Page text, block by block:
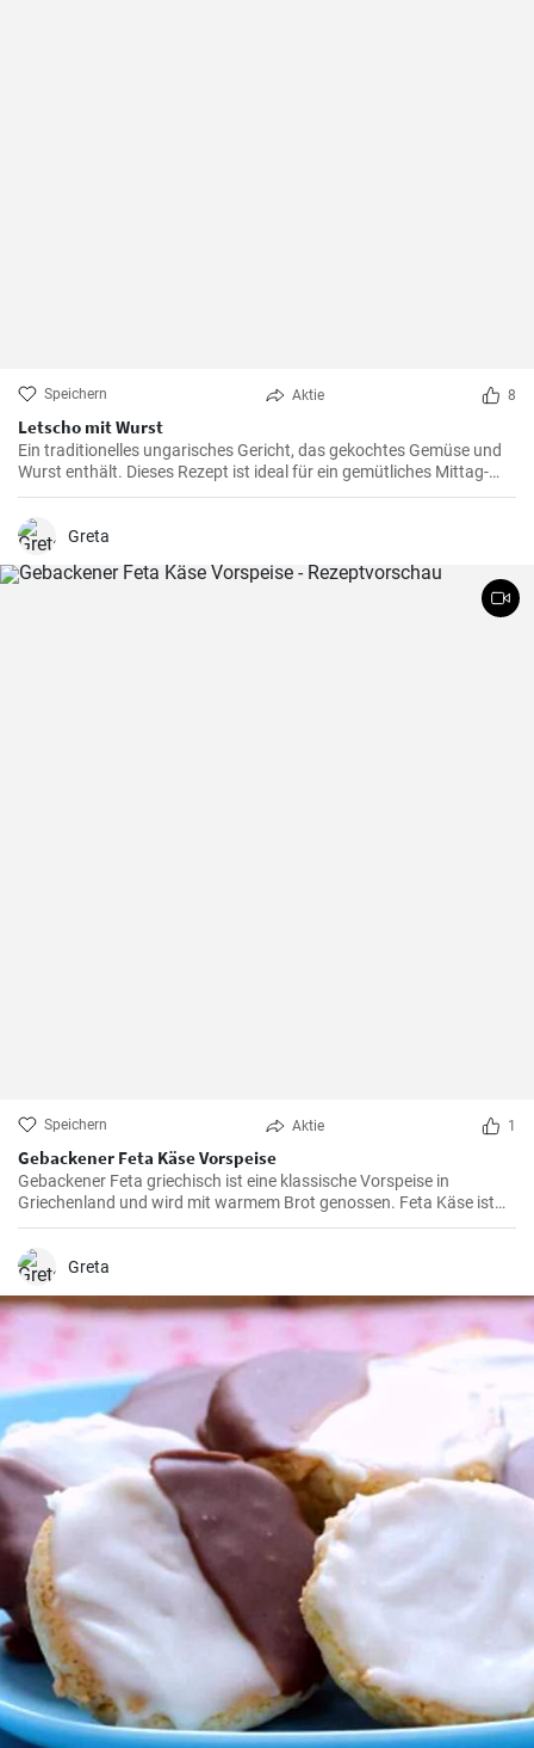
Speichern Aktie 8
Letscho mit Wurst
Ein traditionelles ungarisches Gericht, das gekochtes Gemüse und
Wurst enthält. Dieses Rezept ist ideal für ein gemütliches Mittag-
oder Abendessen.
Greta
Speichern Aktie 1
Gebackener Feta Käse Vorspeise
Gebackener Feta griechisch ist eine klassische Vorspeise in
Griechenland und wird mit warmem Brot genossen. Feta Käse ist
aus Schafsmilch und schmeckt pikant aber nicht zu salzig .
Gebackener Feta im Ofen ist besonders köstlich. Probieren sie es
aus.
Greta